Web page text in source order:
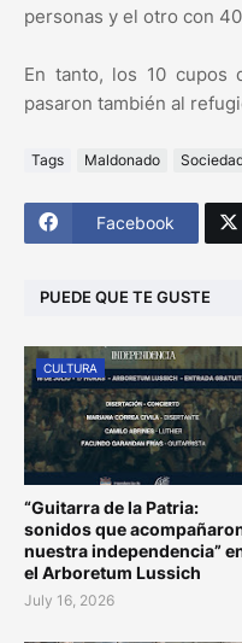
personas y el otro con
En tanto, los 10 cupos
pasaron también al
Tags Maldonado
Facebook
PUEDE QUE TE GUSTE
CULTURA
“Guitarra de la Patria:
sonidos que
nuestra independencia”
el Arboretum Lussich
July 16, 2026